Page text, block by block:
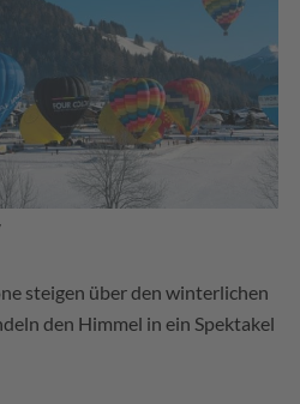
steigen über den winterlichen
den Himmel in ein Spektakel